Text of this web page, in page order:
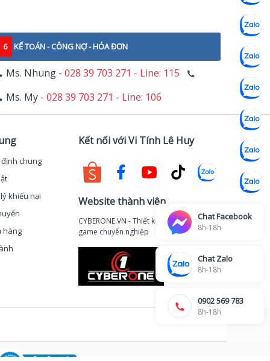
6 KẾ TOÁN - CÔNG NỢ - HÓA ĐƠN
Ms. Nhung - 028 39 703 271 - Line: 115
Ms. My - 028 39 703 271 - Line: 106
chung
khiếu nại
hàng
Kết nối với Vi Tính Lê Huy
Website thành viên
CYBERONE.VN - Thiết kế thi công phòng
game chuyên nghiệp
Chat Facebook
8h-18h
Chat Zalo
8h-18h
0902 569 783
8h-18h